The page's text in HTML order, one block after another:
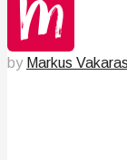
by Markus Vakaras